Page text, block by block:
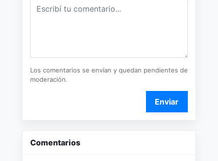
Los comentarios se envían y quedan pendientes de
moderación.
Enviar
Comentarios